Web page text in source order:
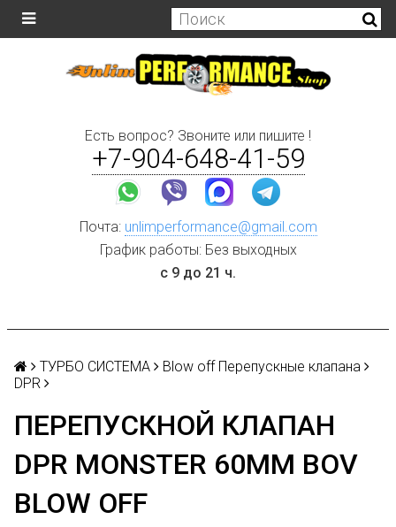
Есть вопрос? Звоните или пишите !
+7-904-648-41-59
Почта: unlimperformance@gmail.com
График работы: Без выходных
с 9 до 21 ч.
ТУРБО СИСТЕМА
Blow off Перепускные клапана
DPR
ПЕРЕПУСКНОЙ КЛАПАН
DPR MONSTER 60MM BOV
BLOW OFF